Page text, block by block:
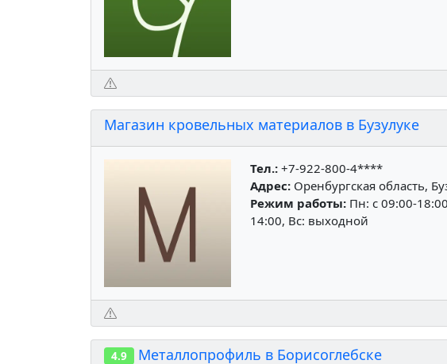
Магазин кровельных материалов в Бузулуке
Тел.: +7-922-800-4****
Адрес: Оренбургская область,
Режим работы: Пн: c 09:00-
14:00, Вс: выходной
4.9 Металлопрофиль в Борисоглебске